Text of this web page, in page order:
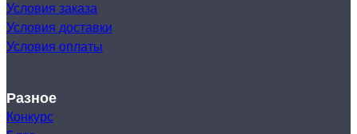
Условия заказа
Условия доставки
Условия оплаты
Разное
Конкурс